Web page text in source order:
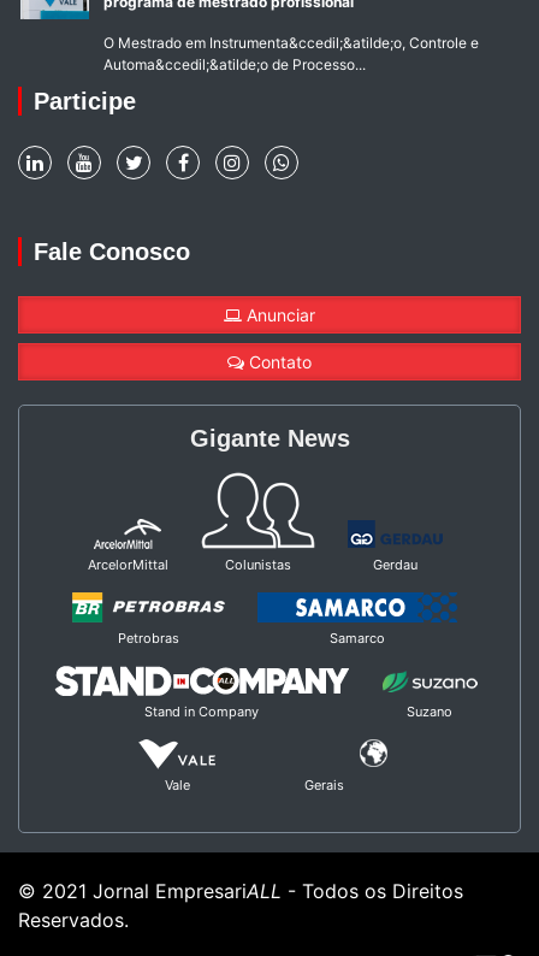
O Mestrado em Instrumenta&ccedil;&atilde;o, Controle e
Automa&ccedil;&atilde;o de Processo...
Participe
Fale Conosco
Anunciar
Contato
Gigante News
ArcelorMittal Colunistas Gerdau
Petrobras Samarco
Stand in Company Suzano
Vale Gerais
© 2021 Jornal EmpresariALL - Todos os Direitos
Reservados.